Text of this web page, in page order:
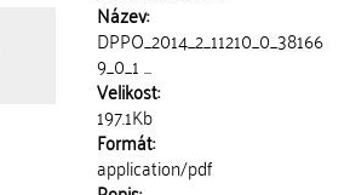
Název:
DPPO_2014_2_11210_0_38166
9_0_1 ...
Velikost:
197.1Kb
Formát:
application/pdf